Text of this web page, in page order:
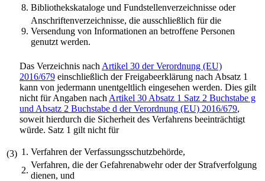
8. Bibliothekskataloge und Fundstellenverzeichnisse oder
9.
Anschriftenverzeichnisse, die ausschließlich für die
Versendung von Informationen an betroffene Personen
genutzt werden.
(3)
Das Verzeichnis nach Artikel 30 der Verordnung (EU)
2016/679 einschließlich der Freigabeerklärung nach Absatz 1
kann von jedermann unentgeltlich eingesehen werden. Dies gilt
nicht für Angaben nach Artikel 30 Absatz 1 Satz 2 Buchstabe g
und Absatz 2 Buchstabe d der Verordnung (EU) 2016/679,
soweit hierdurch die Sicherheit des Verfahrens beeinträchtigt
würde. Satz 1 gilt nicht für
1. Verfahren der Verfassungsschutzbehörde,
2.
Verfahren, die der Gefahrenabwehr oder der Strafverfolgung
dienen, und